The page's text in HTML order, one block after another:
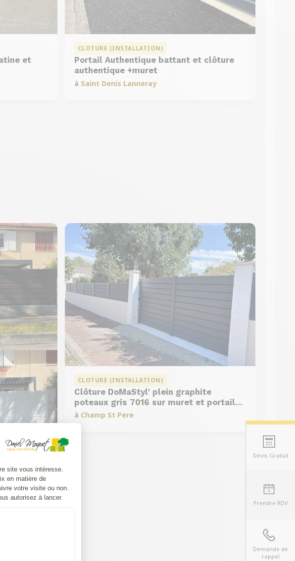
: Personnalisez vos Options
site vous intéresse.
en matière de
votre visite ou non.
autorisez à lancer.
et
CLOTURE (INSTALLATION)
Portail Authentique battant et clôture
authentique +muret
à Saint Denis Lanneray
un
CLOTURE (INSTALLATION)
Clôture DoMaStyl' plein graphite
poteaux gris 7016 sur muret et portail
coulissant Classic Strong
à Champ St Pere
Devis Gratuit
Prendre RDV
Demande de
rappel